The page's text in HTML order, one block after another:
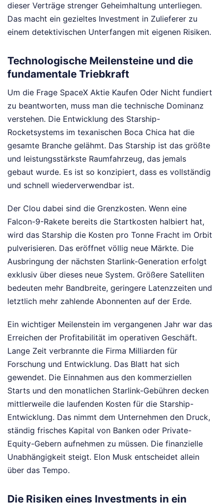
dieser Verträge strenger Geheimhaltung unterliegen.
Das macht ein gezieltes Investment in Zulieferer zu
einem detektivischen Unterfangen mit eigenen Risiken.
Technologische Meilensteine und die
fundamentale Triebkraft
Um die Frage SpaceX Aktie Kaufen Oder Nicht fundiert
zu beantworten, muss man die technische Dominanz
verstehen. Die Entwicklung des Starship-
Rocketsystems im texanischen Boca Chica hat die
gesamte Branche gelähmt. Das Starship ist das größte
und leistungsstärkste Raumfahrzeug, das jemals
gebaut wurde. Es ist so konzipiert, dass es vollständig
und schnell wiederverwendbar ist.
Der Clou dabei sind die Grenzkosten. Wenn eine
Falcon-9-Rakete bereits die Startkosten halbiert hat,
wird das Starship die Kosten pro Tonne Fracht im Orbit
pulverisieren. Das eröffnet völlig neue Märkte. Die
Ausbringung der nächsten Starlink-Generation erfolgt
exklusiv über dieses neue System. Größere Satelliten
bedeuten mehr Bandbreite, geringere Latenzzeiten und
letztlich mehr zahlende Abonnenten auf der Erde.
Ein wichtiger Meilenstein im vergangenen Jahr war das
Erreichen der Profitabilität im operativen Geschäft.
Lange Zeit verbrannte die Firma Milliarden für
Forschung und Entwicklung. Das Blatt hat sich
gewendet. Die Einnahmen aus den kommerziellen
Starts und den monatlichen Starlink-Gebühren decken
mittlerweile die laufenden Kosten für die Starship-
Entwicklung. Das nimmt dem Unternehmen den Druck,
ständig frisches Kapital von Banken oder Private-
Equity-Gebern aufnehmen zu müssen. Die finanzielle
Unabhängigkeit steigt. Elon Musk entscheidet allein
über das Tempo.
Die Risiken eines Investments in ein